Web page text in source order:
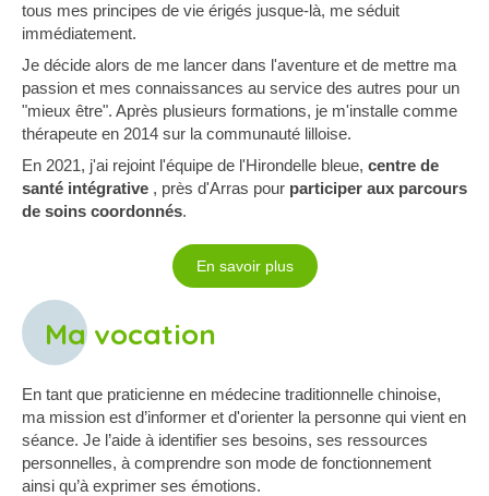
tous mes principes de vie érigés jusque-là, me séduit
immédiatement.
Je décide alors de me lancer dans l'aventure et de mettre ma
passion et mes connaissances au service des autres pour un
"mieux être". Après plusieurs formations, je m'installe comme
thérapeute en 2014 sur la communauté lilloise.
En 2021, j'ai rejoint l'équipe de l'Hirondelle bleue, centre de
santé intégrative , près d'Arras pour participer aux parcours
de soins coordonnés.
En savoir plus
Ma vocation
En tant que praticienne en médecine traditionnelle chinoise,
ma mission est d’informer et d'orienter la personne qui vient en
séance. Je l’aide à identifier ses besoins, ses ressources
personnelles, à comprendre son mode de fonctionnement
ainsi qu’à exprimer ses émotions.